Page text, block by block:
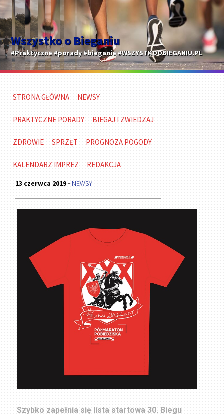
Wszystko o Bieganiu
#Praktyczne #porady #bieganie #WSZYSTKOOBIEGANIU.PL
STRONA GŁÓWNA NEWSY
PRAKTYCZNE PORADY BIEGAJ I ZWIEDZAJ
ZDROWIE SPRZĘT PROGNOZA POGODY
KALENDARZ IMPREZ REDAKCJA
13 czerwca 2019 - NEWSY
Szybko zapełnia się lista startowa 30. Biegu